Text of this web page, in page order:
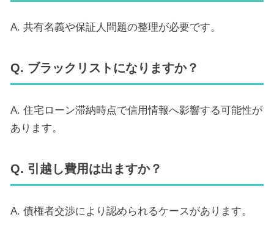
A. 共有名義や保証人問題の整理が必要です。
Q. ブラックリストになりますか？
A. 住宅ローン滞納時点で信用情報へ影響する可能性が
あります。
Q. 引越し費用は出ますか？
A. 債権者交渉により認められるケースがあります。